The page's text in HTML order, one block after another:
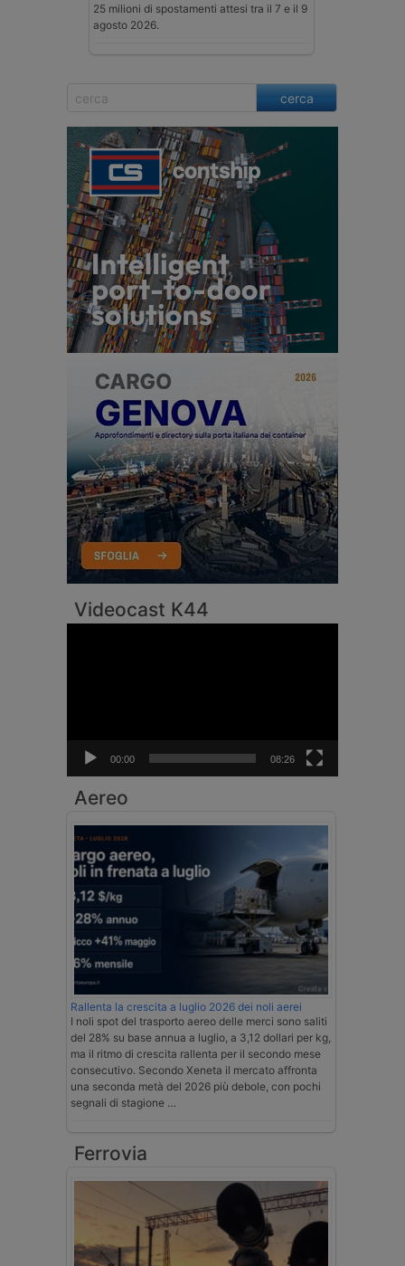
25 milioni di spostamenti attesi tra il 7 e il 9
agosto 2026.
cerca
Videocast K44
00:00 08:26
Aereo
Rallenta la crescita a luglio 2026 dei noli aerei
I noli spot del trasporto aereo delle merci sono saliti
del 28% su base annua a luglio, a 3,12 dollari per kg,
ma il ritmo di crescita rallenta per il secondo mese
consecutivo. Secondo Xeneta il mercato affronta
una seconda metà del 2026 più debole, con pochi
segnali di stagione …
Ferrovia